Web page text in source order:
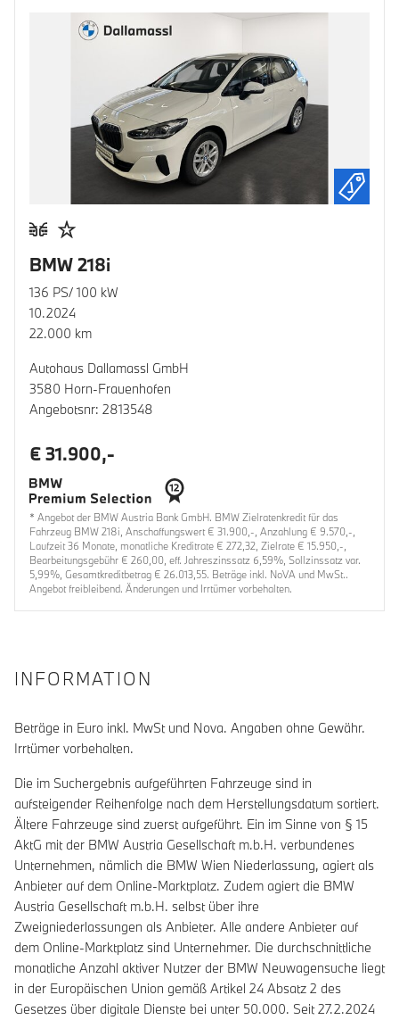
BMW 218i
136 PS/ 100 kW
10.2024
22.000 km
Autohaus Dallamassl GmbH
3580 Horn-Frauenhofen
Angebotsnr: 2813548
€ 31.900,-
* Angebot der BMW Austria Bank GmbH. BMW Zielratenkredit für das
Fahrzeug BMW 218i, Anschaffungswert € 31.900,-, Anzahlung € 9.570,-,
Laufzeit 36 Monate, monatliche Kreditrate € 272,32, Zielrate € 15.950,-,
Bearbeitungsgebühr € 260,00, eff. Jahreszinssatz 6,59%, Sollzinssatz var.
5,99%, Gesamtkreditbetrag € 26.013,55. Beträge inkl. NoVA und MwSt..
Angebot freibleibend. Änderungen und Irrtümer vorbehalten.
INFORMATION
Beträge in Euro inkl. MwSt und Nova. Angaben ohne Gewähr.
Irrtümer vorbehalten.
Die im Suchergebnis aufgeführten Fahrzeuge sind in
aufsteigender Reihenfolge nach dem Herstellungsdatum sortiert.
Ältere Fahrzeuge sind zuerst aufgeführt. Ein im Sinne von § 15
AktG mit der BMW Austria Gesellschaft m.b.H. verbundenes
Unternehmen, nämlich die BMW Wien Niederlassung, agiert als
Anbieter auf dem Online-Marktplatz. Zudem agiert die BMW
Austria Gesellschaft m.b.H. selbst über ihre
Zweigniederlassungen als Anbieter. Alle andere Anbieter auf
dem Online-Marktplatz sind Unternehmer. Die durchschnittliche
monatliche Anzahl aktiver Nutzer der BMW Neuwagensuche liegt
in der Europäischen Union gemäß Artikel 24 Absatz 2 des
Gesetzes über digitale Dienste bei unter 50.000. Seit 27.2.2024